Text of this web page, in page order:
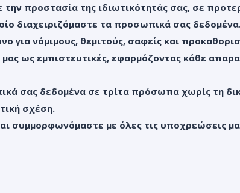
προστασία της ιδιωτικότητάς σας, σε
διαχειριζόμαστε τα προσωπικά σας
για νόμιμους, θεμιτούς, σαφείς και
ως εμπιστευτικές, εφαρμόζοντας κάθε
σας δεδομένα σε τρίτα πρόσωπα χωρίς τη
σχέση.
συμμορφωνόμαστε με όλες τις υποχρεώσεις